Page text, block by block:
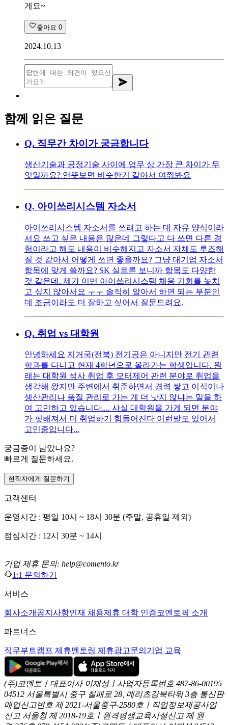
게요~
좋아요 0
2024.10.13
함께 읽은 질문
Q. 직무간 차이가 궁금합니다
생산기술과 공정기술 사이에 업무 상 가장 큰 차이가 무
엇일까요? 언뜻보면 비슷한거 같아서 여쭤봐요
Q. 아이쓰리시스템 자소서
아이쓰리시스템 자소서를 쓰려고 하는 데 자유 양식이라
서요 쓰고 싶은 내용은 많은데 그렇다고 다 쓰면 다른 경
험이라고 해도 내용이 비슷해지고 자소서 자체도 루즈해
질 것 같아서 어떻게 쓰면 좋을까요? 그냥 대기업 자소서
항목에 맞게 쓸까요? SK 실트론 보니까 항목도 다양한
것 같은데. 제가 이번 아이쓰리시스템 채용 기회를 놓치
고 싶지 않아서요 ㅜㅜ 솔직히 알아서 하면 되는 부분인
데 조금이라도 더 잘하고 싶어서 질문드려요.
Q. 취업 vs 대학원
안녕하세요 지거국(전북) 전기공은 아니지만 전기 관련
학과를 다니고 현재 4학년으로 올라가는 학생입니다. 원
래는 대학원 석사 취업 후 모터제어 관련 분야로 취업을
생각해 왔지만 주변에서 취준하면서 경력 쌓고 이직이나
생산관리나 품질 관리로 가는 게 더 낫지 않냐는 말을 하
여 고민하고 있습니다.... 사실 대학원을 가게 되면 분야
가 핏해져서 더 취업하기 힘들어진다 이런말도 있어서
고민중입니다...
궁금증이 남았나요?
빠르게 질문하세요.
현직자에게 질문하기
고객센터
운영시간 : 평일 10시 ~ 18시 30분 (주말, 공휴일 제외)
점심시간 : 12시 30분 ~ 14시
기업 제휴 문의: help@comento.kr
1:1 문의하기
서비스
회사소개 공지사항인재 채용제휴 대학 인증코멘토픽 소개
파트너스
직무부트캠프 제휴멘토링 제휴광고문의 기업 교육
(주)코멘토ㅣ대표이사 이재성ㅣ사업자등록번호 487-86-00195
04512 서울특별시 중구 칠패로 28, 메리츠강북타워 3층 통신판
매업신고번호 제 2021-서울중구-2580호ㅣ직업정보제공사업
신고 서울청 제 2018-19호ㅣ원격평생교육시설신고 제 원